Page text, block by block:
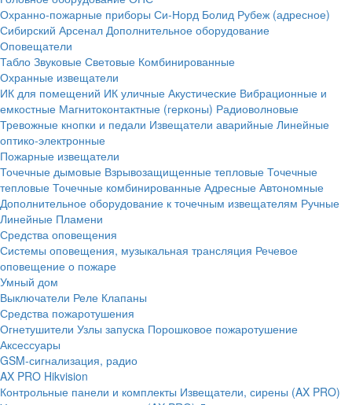
Охранно-пожарные приборы Си-Норд Болид Рубеж (адресное)
Сибирский Арсенал Дополнительное оборудование
Оповещатели
Табло Звуковые Световые Комбинированные
Охранные извещатели
ИК для помещений ИК уличные Акустические Вибрационные и
емкостные Магнитоконтактные (герконы) Радиоволновые
Тревожные кнопки и педали Извещатели аварийные Линейные
оптико-электронные
Пожарные извещатели
Точечные дымовые Взрывозащищенные тепловые Точечные
тепловые Точечные комбинированные Адресные Автономные
Дополнительное оборудование к точечным извещателям Ручные
Линейные Пламени
Средства оповещения
Системы оповещения, музыкальная трансляция Речевое
оповещение о пожаре
Умный дом
Выключатели Реле Клапаны
Средства пожаротушения
Огнетушители Узлы запуска Порошковое пожаротушение
Аксессуары
GSM-сигнализация, радио
AX PRO Hikvision
Контрольные панели и комплекты Извещатели, сирены (AX PRO)